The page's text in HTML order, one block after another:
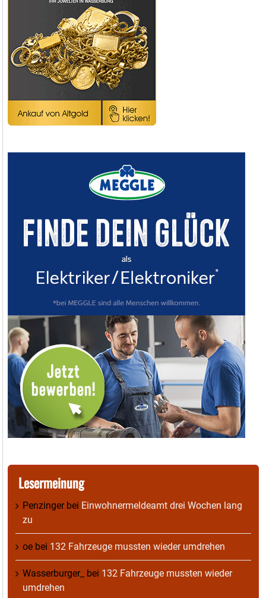
Lesermeinung
Penzingerbei Einwohnermeldeamt drei Wochen lang
zu
oe bei 132 Fahrzeuge mussten wieder umdrehen
Wasserburger_ bei 132 Fahrzeuge mussten wieder
umdrehen